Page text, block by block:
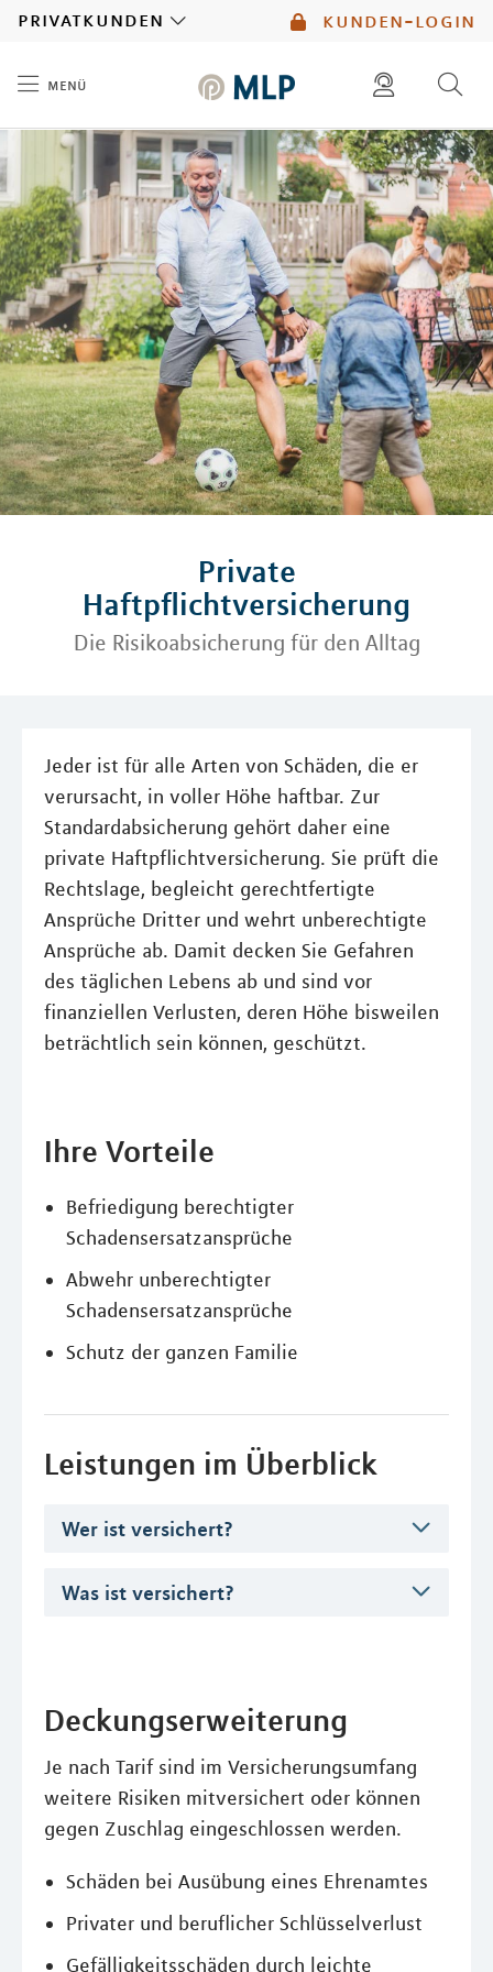
kunden-login
privatkunden
menü
diese website durchsuchen
mlp berater finden
Private
Haftpflichtversicherung
Die Risikoabsicherung für den Alltag
Jeder ist für alle Arten von Schäden, die er
verursacht, in voller Höhe haftbar. Zur
Standardabsicherung gehört daher eine
private Haftpflichtversicherung. Sie prüft die
Rechtslage, begleicht gerechtfertigte
Ansprüche Dritter und wehrt unberechtigte
Ansprüche ab. Damit decken Sie Gefahren
des täglichen Lebens ab und sind vor
finanziellen Verlusten, deren Höhe bisweilen
beträchtlich sein können, geschützt.
Ihre Vorteile
Befriedigung berechtigter
Schadensersatzansprüche
Abwehr unberechtigter
Schadensersatzansprüche
Schutz der ganzen Familie
Leistungen im Überblick
Wer ist versichert?
Was ist versichert?
Deckungserweiterung
Je nach Tarif sind im Versicherungsumfang
weitere Risiken mitversichert oder können
gegen Zuschlag eingeschlossen werden.
Schäden bei Ausübung eines Ehrenamtes
Privater und beruflicher Schlüsselverlust
Gefälligkeitsschäden durch leichte